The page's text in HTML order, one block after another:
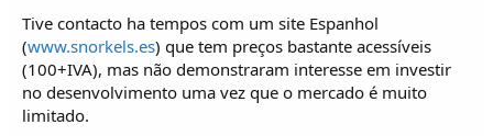
Tive contacto ha tempos com um site Espanhol
(www.snorkels.es) que tem preços bastante acessíveis
(100+IVA), mas não demonstraram interesse em investir
no desenvolvimento uma vez que o mercado é muito
limitado.